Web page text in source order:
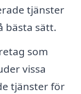
tjänster
bästa sätt.
som
vissa
tjänster för